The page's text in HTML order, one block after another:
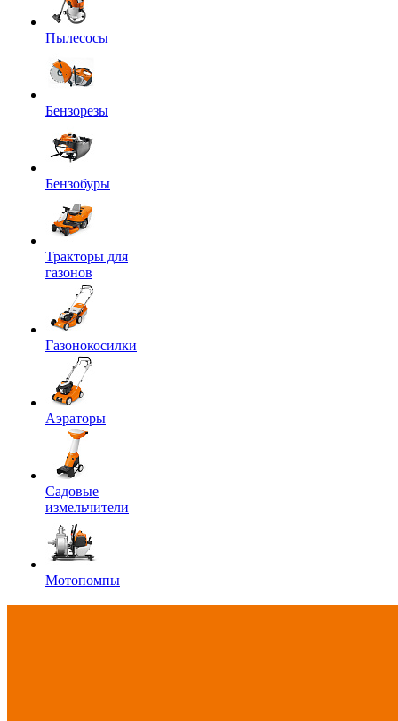
Пылесосы
Бензорезы
Бензобуры
Тракторы для
газонов
Газонокосилки
Аэраторы
Садовые
измельчители
Мотопомпы